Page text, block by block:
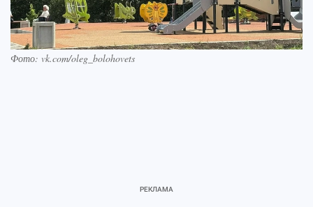
Фото: vk.com/oleg_bolohovets